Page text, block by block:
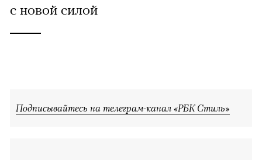
с новой силой
Подписывайтесь на телеграм-канал «РБК Стиль»